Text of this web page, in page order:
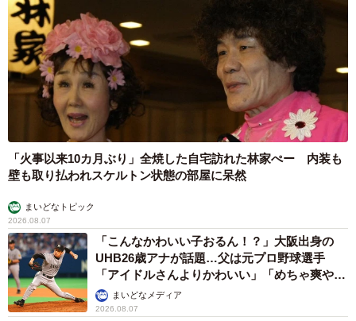
「火事以来10カ月ぶり」全焼した自宅訪れた林家ぺー 内装も
壁も取り払われスケルトン状態の部屋に呆然
まいどなトピック
2026.08.07
「こんなかわいい子おるん！？」大阪出身の
UHB26歳アナが話題…父は元プロ野球選手
「アイドルさんよりかわいい」「めちゃ爽や
か」まいどなメディア
2026.08.07